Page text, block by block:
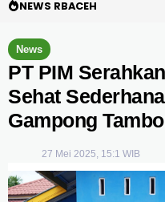
NEWS RBACEH
News
PT PIM
Sehat
Gampong
27 Mei 2025, 15:1 WIB